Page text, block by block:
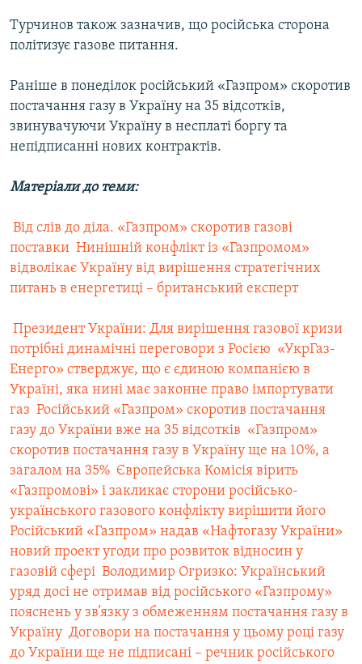
Усі сайти RFE/RL
Турчинов також зазначив, що російська сторона
політизує газове питання.
Раніше в понеділок російський «Газпром» скоротив
постачання газу в Україну на 35 відсотків,
звинувачуючи Україну в несплаті боргу та
непідписанні нових контрактів.
Матеріали до теми:
 Від слів до діла. «Газпром» скоротив газові
поставки  Нинішній конфлікт із «Газпромом»
відволікає Україну від вирішення стратегічних
питань в енергетиці – британський експерт
 Президент України: Для вирішення газової кризи
потрібні динамічні переговори з Росією  «УкрГаз-
Енерго» стверджує, що є єдиною компанією в
Україні, яка нині має законне право імпортувати
газ  Російський «Газпром» скоротив постачання
газу до України вже на 35 відсотків  «Газпром»
скоротив постачання газу в Україну ще на 10%, а
загалом на 35%  Європейська Комісія вірить
«Газпромові» і закликає сторони російсько-
українського газового конфлікту вирішити його
Російський «Газпром» надав «Нафтогазу України»
новий проект угоди про розвиток відносин у
газовій сфері  Володимир Огризко: Український
уряд досі не отримав від російського «Газпрому»
пояснень у зв’язку з обмеженням постачання газу в
Україну  Договори на постачання у цьому році газу
до України ще не підписані – речник російського